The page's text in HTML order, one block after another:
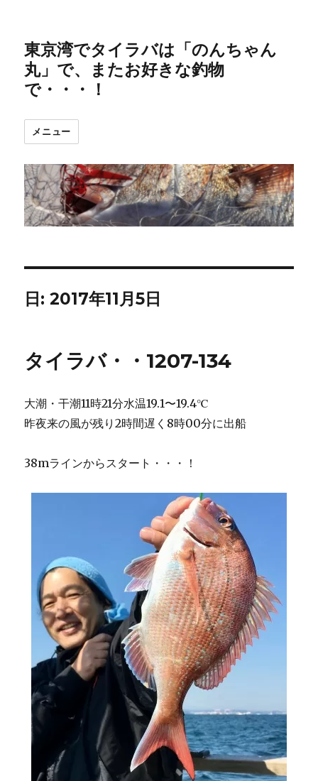
東京湾でタイラバは「のんちゃん
丸」で、またお好きな釣物
で・・・！
メニュー
日:2017年11月5日
タイラバ・・1207-134
大潮・干潮11時21分水温19.1〜19.4℃
昨夜来の風が残り2時間遅く8時00分に出船
38mラインからスタート・・・！